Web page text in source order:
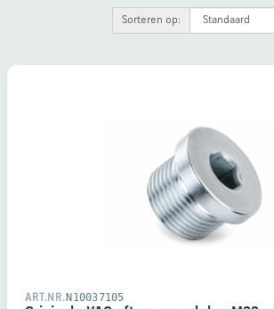
Sorteren op:
ART.NR. N10037105